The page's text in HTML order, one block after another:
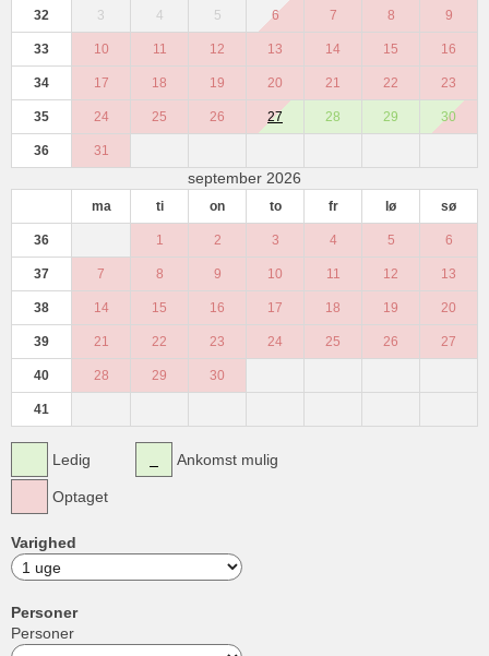
32 3 4 5 6 7 8 9
33 10 11 12 13 14 15 16
34 17 18 19 20 21 22 23
35 24 25 26 27 28 29 30
36 31
september 2026
ma ti on to fr lø sø
36 1 2 3 4 5 6
37 7 8 9 10 11 12 13
38 14 15 16 17 18 19 20
39 21 22 23 24 25 26 27
40 28 29 30
41
Ledig
Optaget
Ankomst mulig
Varighed
Personer
Personer